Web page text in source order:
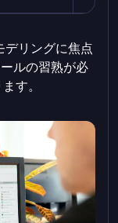
リングに焦点
ルの習熟が必
す。